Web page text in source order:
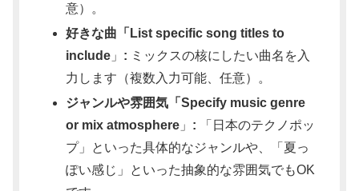
意）。
好きな曲「List specific song titles to
include 」 : ミックスの核にしたい曲名を入
力します（複数入力可能、任意）。
ジャンルや雰囲気「Specify music genre
or mix atmosphere 」 : 「日本のテクノポッ
プ」といった具体的なジャンルや、「夏っ
ぽい感じ」といった抽象的な雰囲気でもOK